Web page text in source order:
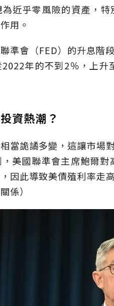
近乎零風險的資產，
用。
準會（FED）的升息階
年的不到2％，上
資熱潮？
當詭譎多變，這讓市場
美國聯準會主席鮑爾
因此導致美債殖利率走
係）